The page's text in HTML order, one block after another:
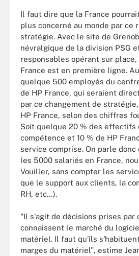
Il faut dire que la France
plus concerné au monde par ce
stratégie. Avec le site de
névralgique de la division PSG
responsables opérant sur
France est en première ligne.
quelque 500 employés du
de HP France, qui seraient
par ce changement de
HP France, selon des chiffres
Soit quelque 20 % des effectifs
compétence et 10 % de HP
service comprise. On parle
les 5000 salariés en France,
Vouiller, sans compter les
que le support aux clients, la
RH, etc…).
"Il s'agit de décisions prises par
connaissent le marché du
matériel. Il faut qu'ils
marges du matériel", estime